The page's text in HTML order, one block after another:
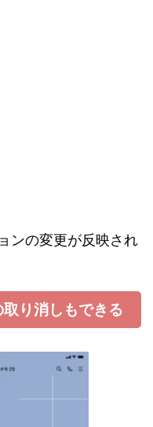
ンの変更が反映され
り消しもできる